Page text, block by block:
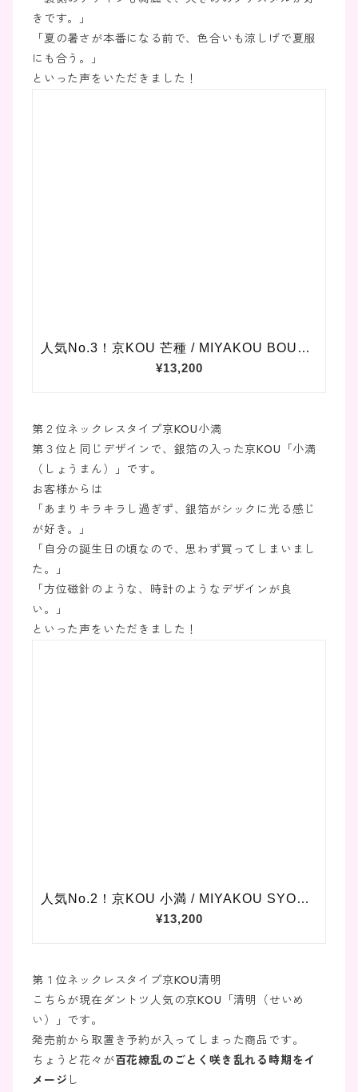
きです。」
「夏の暑さが本番になる前で、色合いも涼しげで夏服
にも合う。」
といった声をいただきました！
第２位ネックレスタイプ京KOU小満
第３位と同じデザインで、銀箔の入った京KOU「小満
（しょうまん）」です。
お客様からは
「あまりキラキラし過ぎず、銀箔がシックに光る感じ
が好き。」
「自分の誕生日の頃なので、思わず買ってしまいまし
た。」
「方位磁針のような、時計のようなデザインが良
い。」
といった声をいただきました！
第１位ネックレスタイプ京KOU清明
こちらが現在ダントツ人気の京KOU「清明（せいめ
い）」です。
発売前から取置き予約が入ってしまった商品です。
ちょうど花々が百花繚乱のごとく咲き乱れる時期をイ
メージ し